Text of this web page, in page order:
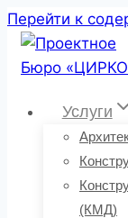
Перейти к
Услуги
(КМД)